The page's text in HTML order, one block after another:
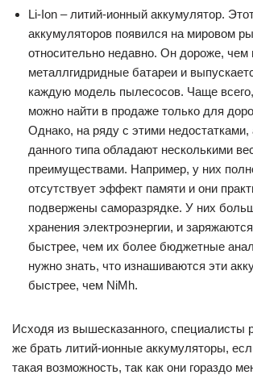
Li-Ion – литий-ионный аккумулятор.
аккумуляторов появился на мировом
относительно недавно. Он дороже, чем
металлгидридные батареи и
каждую модель пылесосов. Чаще
можно найти в продаже только для
Однако, на ряду с этими недостатками,
данного типа обладают несколькими
преимуществами. Например, у них
отсутствует эффект памяти и они
подвержены саморазрядке. У них
хранения электроэнергии, и
быстрее, чем их более бюджетные
нужно знать, что изнашиваются эти
быстрее, чем NiMh.
Исходя из вышесказанного, специалисты
же брать литий-ионные аккумуляторы,
такая возможность, так как они гораздо